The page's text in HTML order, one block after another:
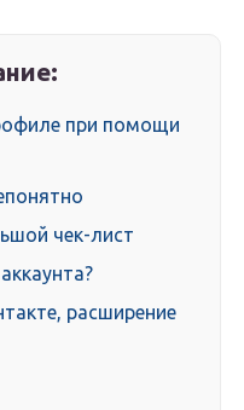
при помощи
чек-лист
расширение